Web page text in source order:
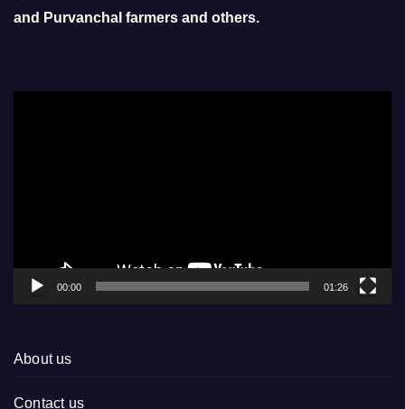
and Purvanchal farmers and others.
00:00 01:26
About us
Contact us